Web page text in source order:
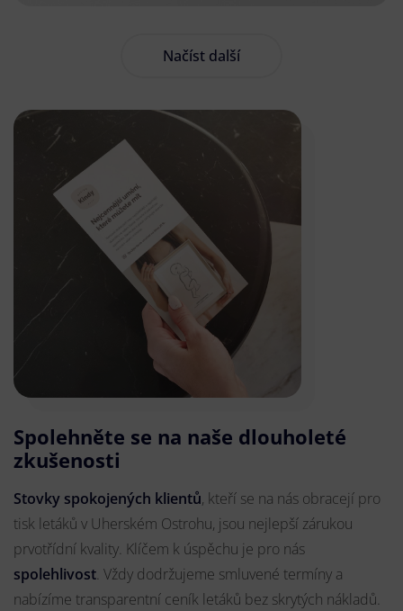
Načíst další
Spolehněte se na naše dlouholeté
zkušenosti
Stovky spokojených klientů, kteří se na nás obracejí pro
tisk letáků v Uherském Ostrohu, jsou nejlepší zárukou
prvotřídní kvality. Klíčem k úspěchu je pro nás
spolehlivost. Vždy dodržujeme smluvené termíny a
nabízíme transparentní ceník letáků bez skrytých nákladů.